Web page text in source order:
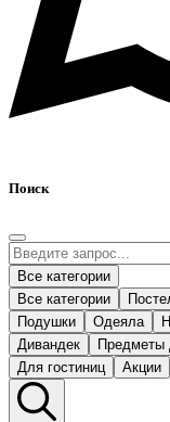
Поиск
Все категории
Все категории
Подушки
Одеяла
Дивандек
Предметы
Для гостиниц
Акции